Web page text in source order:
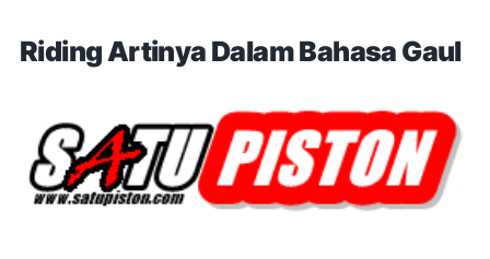
Riding Artinya Dalam Bahasa Gaul